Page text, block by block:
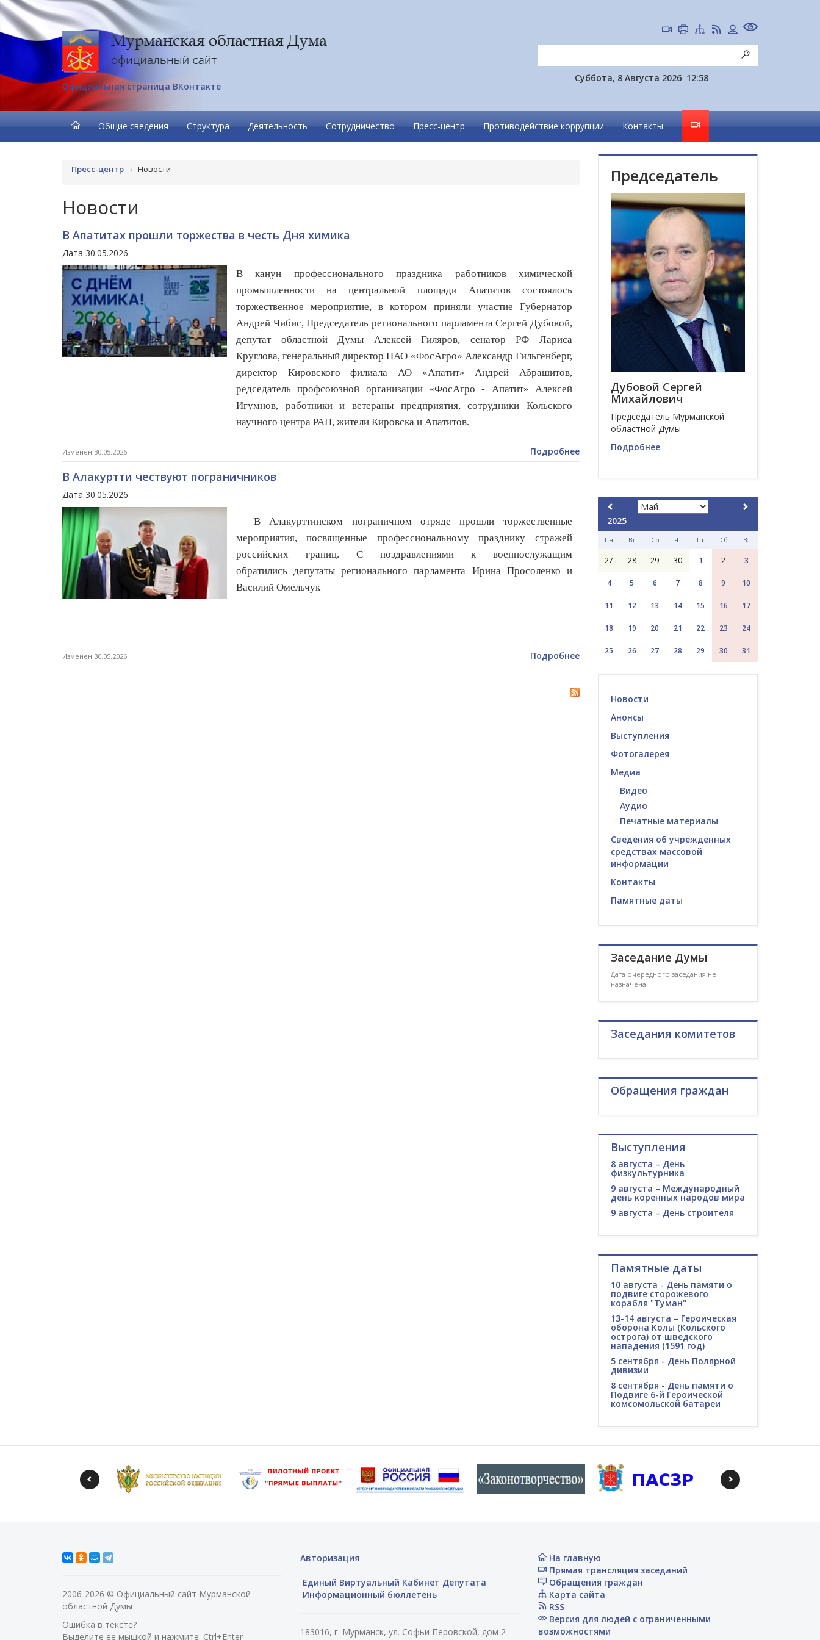
Официальная страница ВКонтакте
Суббота, 8 Августа 2026 12:58
Общие сведения Структура Деятельность Сотрудничество Пресс-центр Противодействие коррупции Контакты
Пресс-центр Новости
Новости
В Апатитах прошли торжества в честь Дня химика
Дата 30.05.2026
В канун профессионального праздника работников химической
промышленности на центральной площади Апатитов состоялось
торжественное мероприятие, в котором приняли участие Губернатор
Андрей Чибис, Председатель регионального парламента Сергей Дубовой,
депутат областной Думы Алексей Гиляров, сенатор РФ Лариса
Круглова,генеральный директор ПАО «ФосАгро» Александр Гильгенберг,
директор Кировского филиала АО «Апатит» Андрей Абрашитов,
редседатель профсоюзной организации «ФосАгро - Апатит» Алексей
Игумнов, работники и ветераны предприятия, сотрудники Кольского
научного центра РАН, жители Кировска и Апатитов.
Изменен 30.05.2026 Подробнее
В Алакуртти чествуют пограничников
Дата 30.05.2026
В Алакурттинском пограничном отряде прошли торжественные
мероприятия, посвященные профессиональному празднику стражей
российских границ. С поздравлениями к военнослужащим
обратились депутаты регионального парламента Ирина Просоленко и
Василий Омельчук
Изменен 30.05.2026 Подробнее
Председатель
Дубовой Сергей
Михайлович
Председатель Мурманской
областной Думы
Подробнее
2025
Пн Вт Ср Чт Пт Сб Вс
27 28 29 30 1 2 3
4 5 6 7 8 9 10
11 12 13 14 15 16 17
18 19 20 21 22 23 24
25 26 27 28 29 30 31
Новости
Анонсы
Выступления
Фотогалерея
Медиа
Видео
Аудио
Печатные материалы
Сведения об учрежденных
средствах массовой
информации
Контакты
Памятные даты
Заседание Думы
Дата очередного заседания не
назначена
Заседания комитетов
Обращения граждан
Выступления
8 августа – День
физкультурника
9 августа – Международный
день коренных народов мира
9 августа – День строителя
Памятные даты
10 августа - День памяти о
подвиге сторожевого
корабля "Туман"
13-14 августа – Героическая
оборона Колы (Кольского
острога) от шведского
нападения (1591 год)
5 сентября - День Полярной
дивизии
8 сентября - День памяти о
Подвиге 6-й Героической
комсомольской батареи
2006-2026 © Официальный сайт Мурманской
областной Думы
Ошибка в тексте?
Выделите ее мышкой и нажмите: Ctrl+Enter
Авторизация
Единый Виртуальный Кабинет Депутата
Информационный бюллетень
183016, г. Мурманск, ул. Софьи Перовской, дом 2
На главную
Прямая трансляция заседаний
Обращения граждан
Карта сайта
RSS
Версия для людей с ограниченными
возможностями